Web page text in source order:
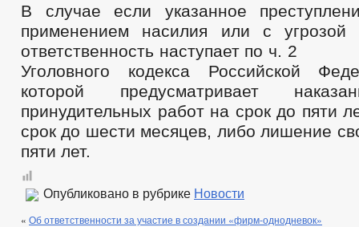
В случае если указанное
применением насилия или с угрозой
ответственность наступает
Уголовного кодекса Российской
которой предусматривает
принудительных работ на срок до пяти
срок до шести месяцев, либо лишение
пяти лет.
Опубликовано в рубрике Новости
« Об ответственности за участие в создании «фирм-однодневок»